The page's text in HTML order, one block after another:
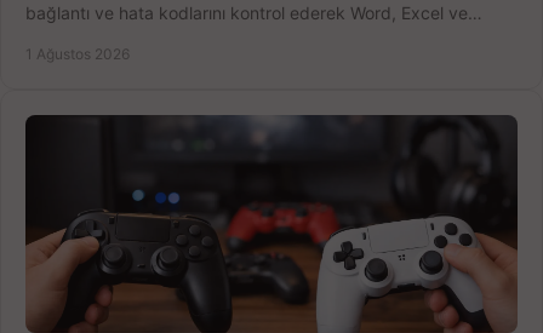
bağlantı ve hata kodlarını kontrol ederek Word, Excel ve
1 Ağustos 2026